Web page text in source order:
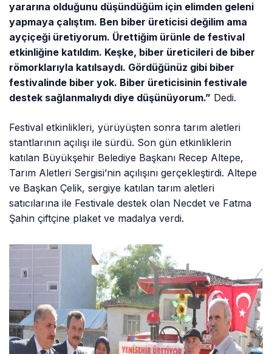
yararına olduğunu düşündüğüm için elimden geleni
yapmaya çalıştım. Ben biber üreticisi değilim ama
ayçiçeği üretiyorum. Ürettiğim ürünle de festival
etkinliğine katıldım. Keşke, biber üreticileri de biber
römorklarıyla katılsaydı. Gördüğünüz gibi biber
festivalinde biber yok. Biber üreticisinin festivale
destek sağlanmalıydı diye düşünüyorum.” Dedi.
Festival etkinlikleri, yürüyüşten sonra tarım aletleri
stantlarının açılışı ile sürdü. Son gün etkinliklerin
katılan Büyükşehir Belediye Başkanı Recep Altepe,
Tarım Aletleri Sergisi’nin açılışını gerçekleştirdi. Altepe
ve Başkan Çelik, sergiye katılan tarım aletleri
satıcılarına ile Festivale destek olan Necdet ve Fatma
Şahin çiftçine plaket ve madalya verdi.